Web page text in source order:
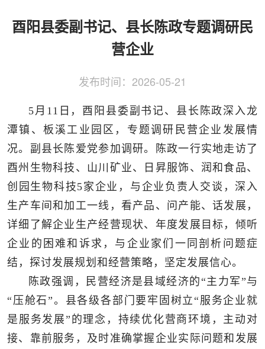
侨务工作 区县动态 统战历史文化
酉阳县委副书记、县长陈政专题调研民
营企业
发布时间： 2026-05-21
5月11日，酉阳县委副书记、县长陈政深入龙
潭镇、板溪工业园区，专题调研民营企业发展情
况。副县长陈爱党参加调研。陈政一行实地走访了
酉州生物科技、山川矿业、日昇服饰、润和食品、
创园生物科技5家企业，与企业负责人交谈，深入
生产车间和加工一线，看产品、问产能、话发展，
详细了解企业生产经营现状、年度发展目标，倾听
企业的困难和诉求，与企业家们一同剖析问题症
结，探讨发展规划和经营策略，坚定发展信心。
陈政强调，民营经济是县域经济的“主力军”与
“压舱石”。县各级各部门要牢固树立“服务企业就
是服务发展”的理念，持续优化营商环境，主动对
接、靠前服务，及时准确掌握企业实际问题和发展